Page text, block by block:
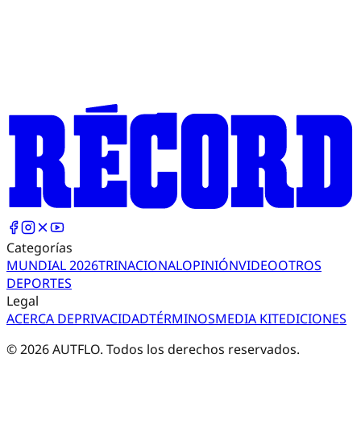
Categorías
MUNDIAL 2026TRINACIONALOPINIÓNVIDEOOTROS
DEPORTES
Legal
ACERCA DEPRIVACIDADTÉRMINOSMEDIA KITEDICIONES
©2026AUTFLO. Todos los derechos reservados.